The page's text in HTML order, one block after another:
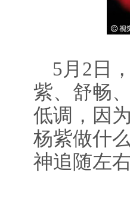
5月2日
紫、舒畅
低调，因
杨紫做什
神追随左